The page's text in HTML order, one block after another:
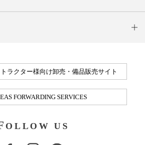
ラクター様向け卸売・備品販売サイト
FORWARDING SERVICES
OLLOW US